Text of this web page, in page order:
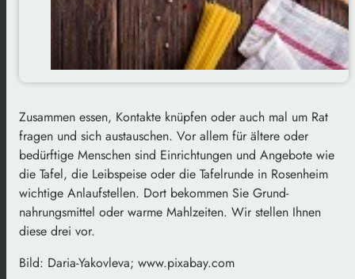
Zusammen essen, Kontakte knüpfen oder auch mal um Rat
fragen und sich austauschen. Vor allem für ältere oder
bedürftige Menschen sind Einrichtungen und Angebote wie
die Tafel, die Leibspeise oder die Tafelrunde in Rosenheim
wichtige Anlaufstellen. Dort bekommen Sie Grund-
nahrungsmittel oder warme Mahlzeiten. Wir stellen Ihnen
diese drei vor.
Bild: Daria-Yakovleva; www.pixabay.com